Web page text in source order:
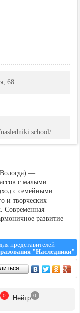
68
—
с малыми
с семейными
и творческих
Современная
развитие
представителей
"Наследники"
0 Нейтр 0